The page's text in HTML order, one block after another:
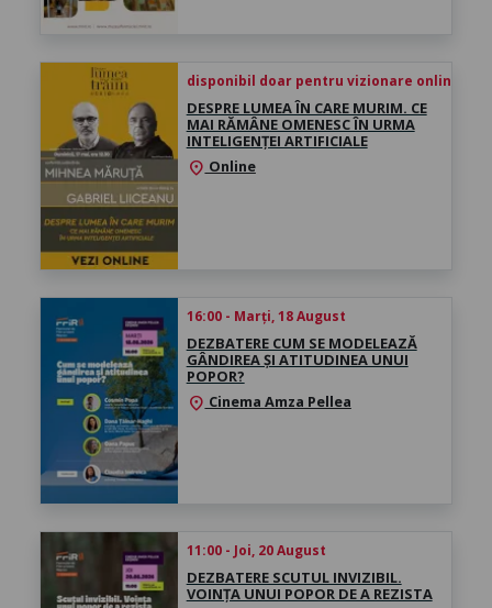
disponibil doar pentru vizionare online
DESPRE LUMEA ÎN CARE MURIM. CE
MAI RĂMÂNE OMENESC ÎN URMA
INTELIGENȚEI ARTIFICIALE
location_on Online
16:00 - Marți, 18 August
DEZBATERE CUM SE MODELEAZĂ
GÂNDIREA ŞI ATITUDINEA UNUI
POPOR?
location_on Cinema Amza Pellea
11:00 - Joi, 20 August
DEZBATERE SCUTUL INVIZIBIL.
VOINȚA UNUI POPOR DE A REZISTA